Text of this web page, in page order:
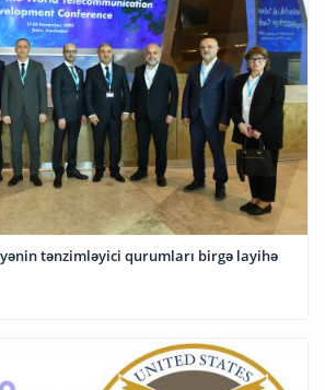
tənzimləyici qurumları birgə layihə